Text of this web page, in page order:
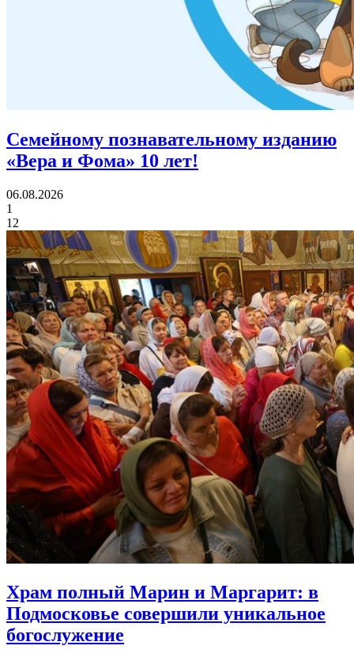
Семейному познавательному изданию
«Вера и Фома» 10 лет!
06.08.2026
1
12
Храм полный Марин и Маргарит: в
Подмосковье совершили уникальное
богослужение